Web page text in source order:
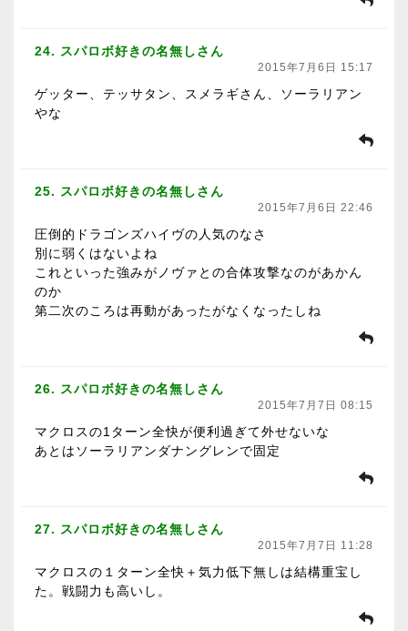
24. スパロボ好きの名無しさん
2015年7月6日 15:17
ゲッター、テッサタン、スメラギさん、ソーラリアン
やな
25. スパロボ好きの名無しさん
2015年7月6日 22:46
圧倒的ドラゴンズハイヴの人気のなさ
別に弱くはないよね
これといった強みがノヴァとの合体攻撃なのがあかん
のか
第二次のころは再動があったがなくなったしね
26. スパロボ好きの名無しさん
2015年7月7日 08:15
マクロスの1ターン全快が便利過ぎて外せないな
あとはソーラリアンダナングレンで固定
27. スパロボ好きの名無しさん
2015年7月7日 11:28
マクロスの１ターン全快＋気力低下無しは結構重宝し
た。戦闘力も高いし。